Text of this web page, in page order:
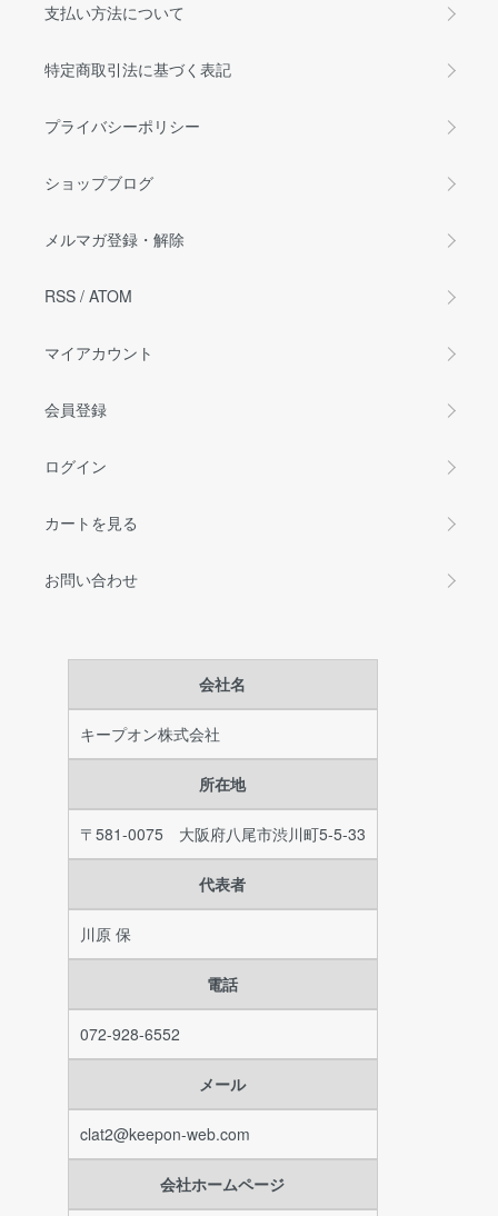
支払い方法について
特定商取引法に基づく表記
プライバシーポリシー
ショップブログ
メルマガ登録・解除
RSS / ATOM
マイアカウント
会員登録
ログイン
カートを見る
お問い合わせ
会社名
キープオン株式会社
所在地
〒581-0075 大阪府八尾市渋川町5-5-33
代表者
川原 保
電話
072-928-6552
メール
clat2@keepon-web.com
会社ホームページ